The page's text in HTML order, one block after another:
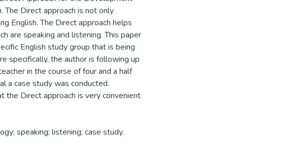
The Direct approach is not only
English. The Direct approach helps
are speaking and listening. This paper
English study group that is being
specifically, the author is following up
in the course of four and a half
a case study was conducted.
the Direct approach is very convenient
speaking; listening; case study.